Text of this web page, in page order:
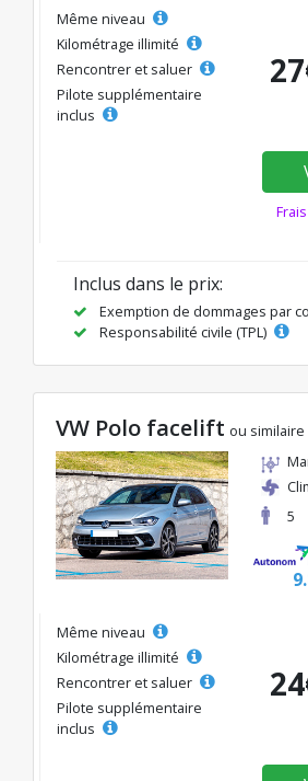
Même niveau
Kilométrage illimité
Rencontrer et saluer
Pilote supplémentaire
inclus
Inclus dans le prix:
Exemption de dommages par
Responsabilité civile (TPL)
VW Polo facelift ou similaire
5
Même niveau
Kilométrage illimité
Rencontrer et saluer
Pilote supplémentaire
inclus